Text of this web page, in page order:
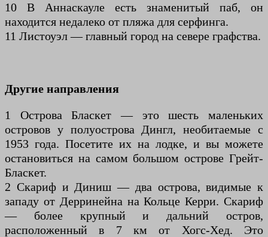
10 В Аннаскауле есть знаменитый паб, он
находится недалеко от пляжа для серфинга.
11 Листоуэл — главный город на севере графства.
Другие направления
1 Острова Бласкет — это шесть маленьких
островов у полуострова Дингл, необитаемые с
1953 года. Посетите их на лодке, и вы можете
остановиться на самом большом острове Грейт-
Бласкет.
2 Скариф и Диниш — два острова, видимые к
западу от Дерринейна на Кольце Керри. Скариф
— более крупный и дальний остров,
расположенный в 7 км от Хогс-Хед. Это